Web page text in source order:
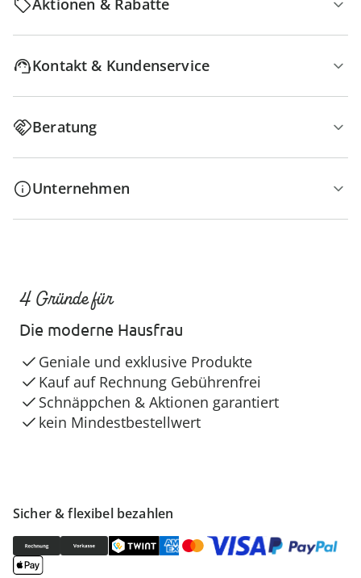
Aktionen & Rabatte
Kontakt & Kundenservice
Beratung
Unternehmen
Sicher & flexibel bezahlen
4 Gründe für
Die moderne Hausfrau
Geniale und exklusive Produkte
Kauf auf Rechnung Gebührenfrei
Schnäppchen & Aktionen garantiert
kein Mindestbestellwert